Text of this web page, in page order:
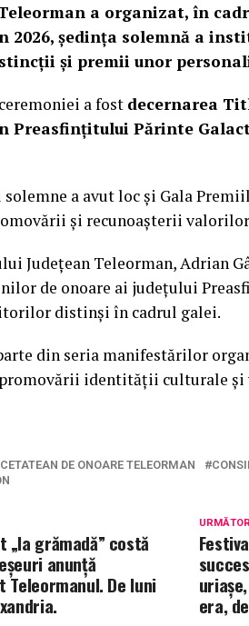
a organizat, în
2026, ședința solemnă a
și premii unor
a fost decernarea
Preasfințitului Părinte
a avut loc și Gala
și recunoașterii
Județean Teleorman, Adrian
de onoare ai județului
distinși în cadrul galei.
din seria manifestărilor
identității culturale
CETATEAN DE ONOARE TELEORMAN
era,
„la grămadă” costă
anunță
De luni